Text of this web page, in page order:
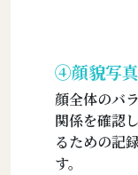
④顔貌写
顔全体のバ
関係を確認
るための記
す。